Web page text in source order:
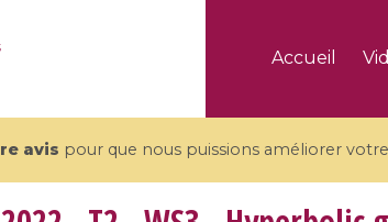
Accueil
avis pour que nous puissions améliorer